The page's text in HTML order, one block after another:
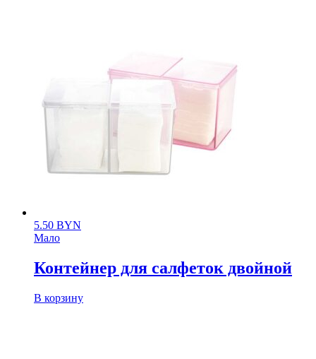
5.50 BYN
Мало
Контейнер для салфеток двойной
В корзину